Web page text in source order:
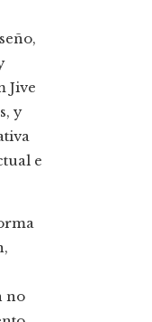
Jive
y
e
no